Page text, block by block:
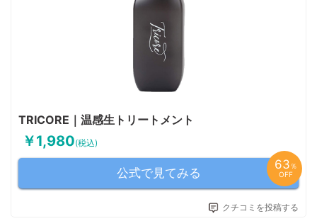
TRICORE｜温感生トリートメント
￥1,980(税込)
公式で見てみる
63 ％
OFF
クチコミを投稿する